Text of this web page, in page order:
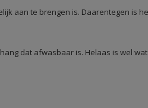
aan te brengen is. Daarentegen is
dat afwasbaar is. Helaas is wel